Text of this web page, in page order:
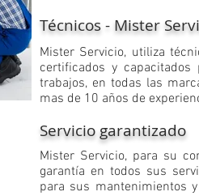
Técnicos - Mister
​Mister Servicio, utiliza
certificados y capacitados
trabajos, en todas las
mas de 10 años de
Servicio garantizado
​Mister Servicio, para su
garantía en todos sus
para sus mantenimientos